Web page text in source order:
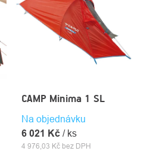
CAMP Minima 1 SL
Na objednávku
4 976,03 Kč bez DPH
6 021 Kč / ks